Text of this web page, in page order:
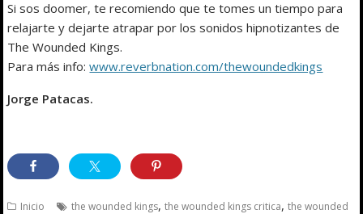
Si sos doomer, te recomiendo que te tomes un tiempo para
relajarte y dejarte atrapar por los sonidos hipnotizantes de
The Wounded Kings.
Para más info:www.reverbnation.com/thewoundedkings
Jorge Patacas.
Inicio the wounded kings,the wounded kings critica,the wounded